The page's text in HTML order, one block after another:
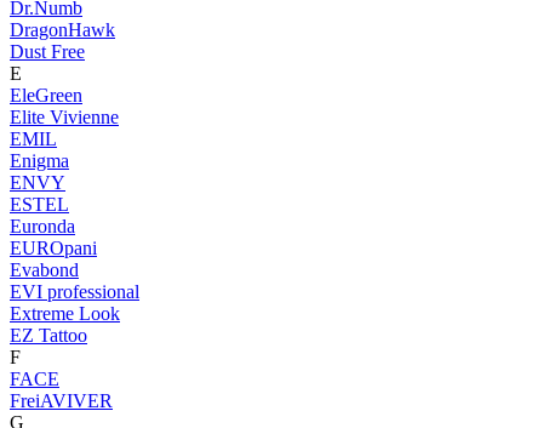
Dr.Numb
DragonHawk
Dust Free
E
EleGreen
Elite Vivienne
EMIL
Enigma
ENVY
ESTEL
Euronda
EUROpani
Evabond
EVI professional
Extreme Look
EZ Tattoo
F
FACE
FreiAVIVER
G